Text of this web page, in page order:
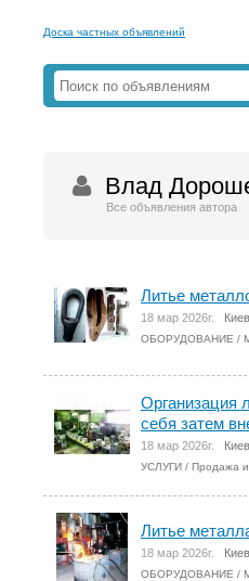
Доска частных объявлений
Влад
Все объявления автора
Литье
18 мар 2026г.
ОБОРУДОВАНИЕ /
Организация
себя затем
18 мар 2026г.
УСЛУГИ / Продажа
Литье
18 мар 2026г.
ОБОРУДОВАНИЕ /